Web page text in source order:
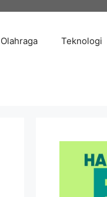
Olahraga Teknologi